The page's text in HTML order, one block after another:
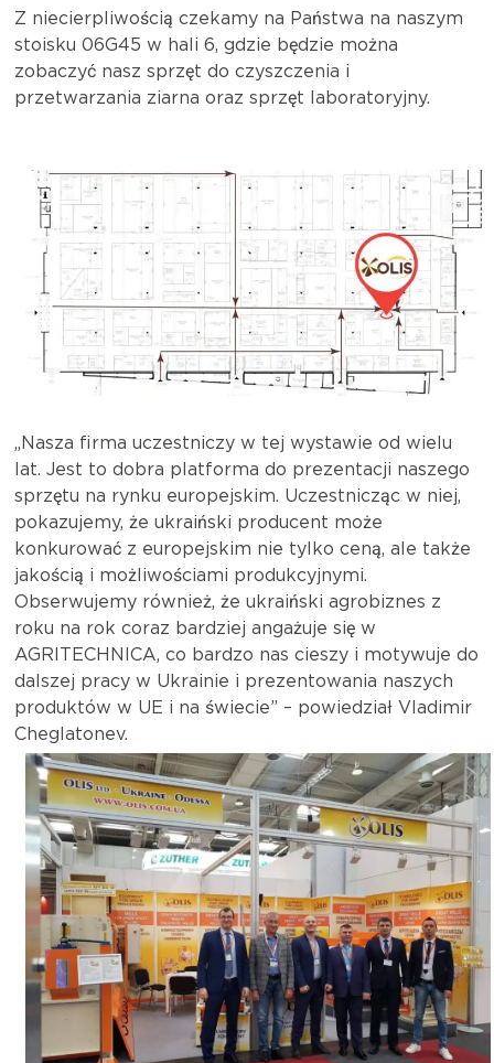
Z niecierpliwością czekamy na Państwa na naszym
stoisku 06G45 w hali 6, gdzie będzie można
zobaczyć nasz sprzęt do czyszczenia i
przetwarzania ziarna oraz sprzęt laboratoryjny.
„Nasza firma uczestniczy w tej wystawie od wielu
lat. Jest to dobra platforma do prezentacji naszego
sprzętu na rynku europejskim. Uczestnicząc w niej,
pokazujemy, że ukraiński producent może
konkurować z europejskim nie tylko ceną, ale także
jakością i możliwościami produkcyjnymi.
Obserwujemy również, że ukraiński agrobiznes z
roku na rok coraz bardziej angażuje się w
AGRITECHNICA, co bardzo nas cieszy i motywuje do
dalszej pracy w Ukrainie i prezentowania naszych
produktów w UE i na świecie” – powiedział Vladimir
Cheglatonev.